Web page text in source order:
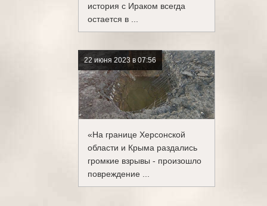
история с Ираком всегда
остается в ...
22 июня 2023 в 07:56
«На границе Херсонской
области и Крыма раздались
громкие взрывы - произошло
повреждение ...